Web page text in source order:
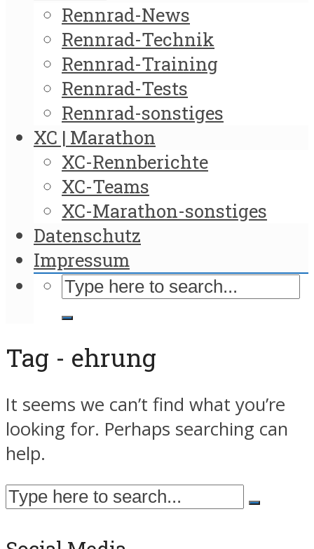
Rennrad-News
Rennrad-Technik
Rennrad-Training
Rennrad-Tests
Rennrad-sonstiges
XC | Marathon
XC-Rennberichte
XC-Teams
XC-Marathon-sonstiges
Datenschutz
Impressum
Tag - ehrung
It seems we can’t find what you’re
looking for. Perhaps searching can
help.